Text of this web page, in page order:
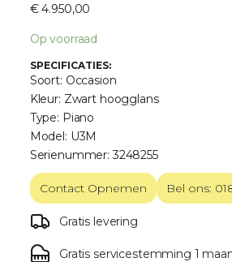
€4.950,00
Op voorraad
SPECIFICATIES:
Soort: Occasion
Kleur: Zwart hoogglans
Type: Piano
Model: U3M
Serienummer: 3248255
Contact Opnemen Bel ons:
Gratis levering
Gratis servicestemming 1